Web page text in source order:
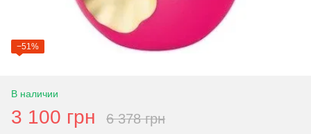
−51%
В наличии
3 100 грн 6 378 грн